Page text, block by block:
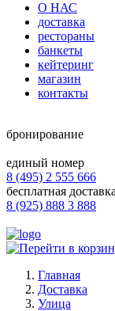
О НАС
доставка
рестораны
банкеты
кейтеринг
магазин
контакты
бронирование
единый номер
8 (495) 2 555 666
бесплатная
8 (925) 888 3 888
Главная
Доставка
Улица